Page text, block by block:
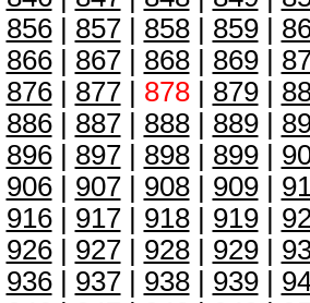
856| 857| 858| 859|
866| 867| 868| 869|
876| 877| 878| 879|
886| 887| 888| 889|
896| 897| 898| 899|
906| 907| 908| 909|
916| 917| 918| 919|
926| 927| 928| 929|
936| 937| 938| 939|